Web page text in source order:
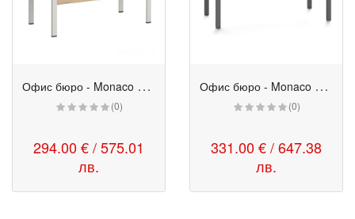
О
фис бюро - Monaco 140/70/75h см бряст-бяло
(0)
294.00 € / 575.01
лв.
О
фис бюро - Monaco 160/80/75h см бяло-черно
(0)
331.00 € / 647.38
лв.